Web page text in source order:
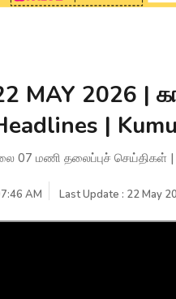
MAY 2026 |
|
07 மணி தலைப்புச் செய்திகள் |
AM Last Update : 22 May